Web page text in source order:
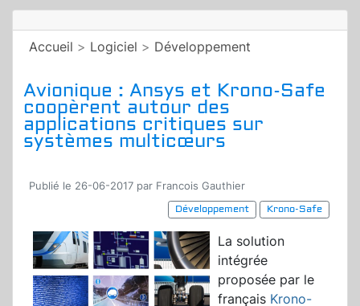
Accueil > Logiciel > Développement
Avionique : Ansys et Krono-Safe
coopèrent autour des
applications critiques sur
systèmes multicœurs
Publié le 26-06-2017 par Francois Gauthier
Développement
Krono-Safe
La solution
intégrée
proposée par le
français Krono-